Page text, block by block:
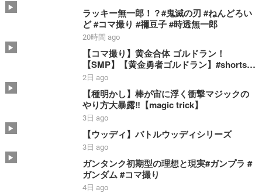
ラッキー無一郎！？#鬼滅の刃 #ねんどろい
ど #コマ撮り #禰豆子 #時透無一郎
20時間 ago
【コマ撮り】黄金合体 ゴルドラン！
【SMP】【黄金勇者ゴルドラン】#shorts #
ゴルドラン #smp #stopmotion #黄金合体
＃勇者 #bandai
2日 ago
【種明かし】棒が宙に浮く衝撃マジックの
やり方大暴露‼️【magic trick】
3日 ago
【ウッディ】バトルウッディシリーズ
3日 ago
ガンタンク初期型の理想と現実#ガンプラ #
ガンダム #コマ撮り
4日 ago